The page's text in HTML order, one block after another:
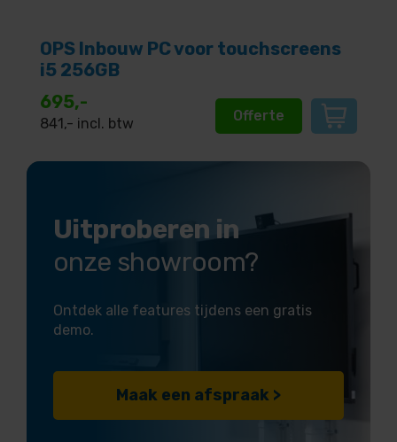
OPS Inbouw PC voor touchscreens
i5 256GB
695,-
841,- incl. btw Offerte
Uitproberen in
onze showroom?
Ontdek alle features tijdens een gratis
demo.
Maak een afspraak >